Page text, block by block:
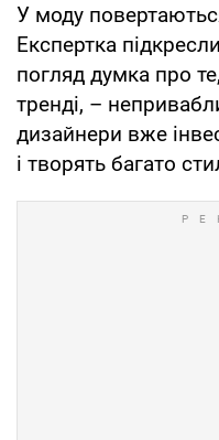
У моду
Експертка
погляд думка про
тренді, –
дизайнери вже
і творять багато